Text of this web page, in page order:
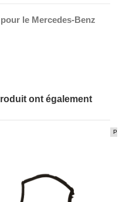
le Mercedes-Benz
ont également